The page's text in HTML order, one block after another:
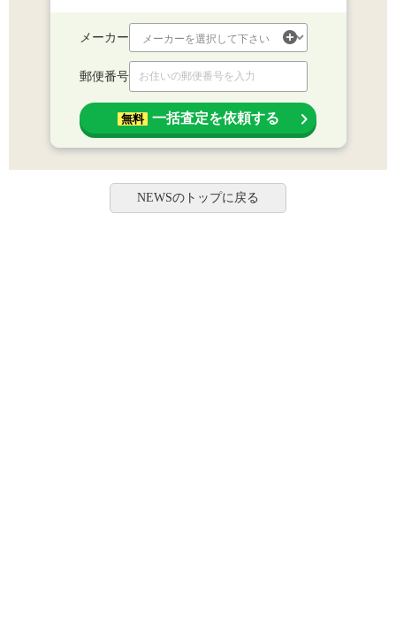
メーカー
郵便番号
無料 一括査定を依頼する
NEWSのトップに戻る